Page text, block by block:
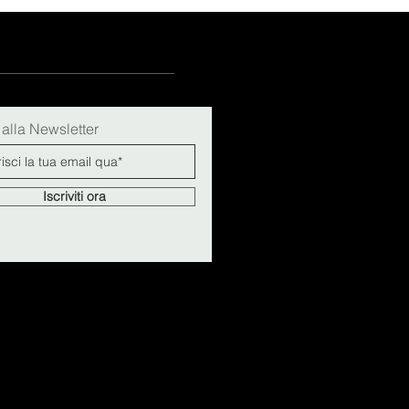
Newsletter
Iscriviti ora